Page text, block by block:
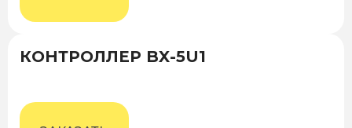
КОНТРОЛЛЕР BX-5U1